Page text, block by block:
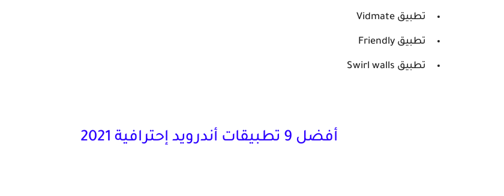
تطبيق Vidmate
تطبيق Friendly
تطبيق Swirl walls
أفضل 9 تطبيقات أندرويد إحترافية 2021